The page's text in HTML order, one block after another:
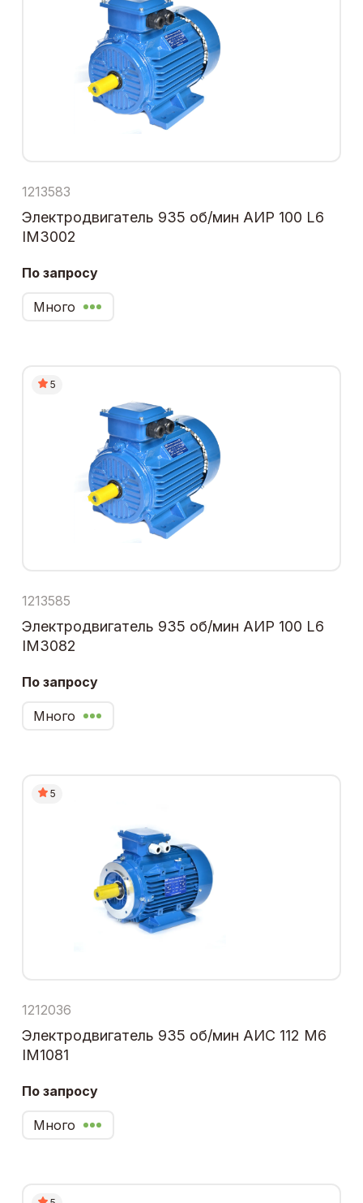
1213583
Электродвигатель 935 об/мин АИР 100 L6
IM3002
По запросу
Много
5
1213585
Электродвигатель 935 об/мин АИР 100 L6
IM3082
По запросу
Много
5
1212036
Электродвигатель 935 об/мин АИС 112 М6
IM1081
По запросу
Много